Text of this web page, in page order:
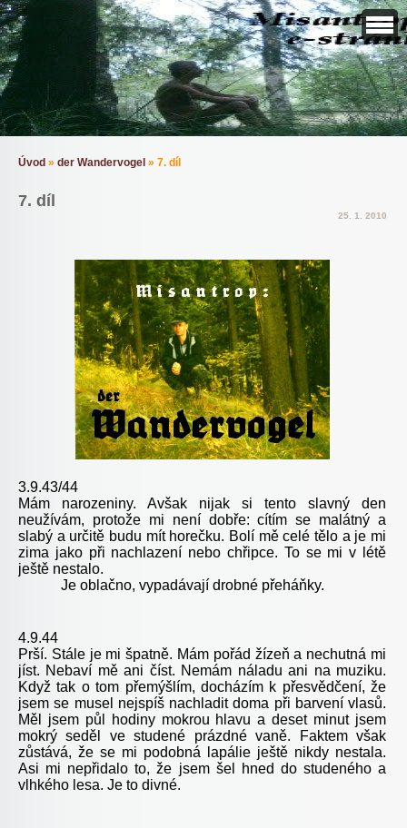
Úvod » der Wandervogel » 7. díl
7. díl
25. 1. 2010
3.9.43/44
Mám narozeniny. Avšak nijak si tento slavný den
neužívám, protože mi není dobře: cítím se malátný a
slabý a určitě budu mít horečku. Bolí mě celé tělo a je mi
zima jako při nachlazení nebo chřipce. To se mi v létě
ještě nestalo.
Je oblačno, vypadávají drobné přeháňky.
4.9.44
Prší. Stále je mi špatně. Mám pořád žízeň a nechutná mi
jíst. Nebaví mě ani číst. Nemám náladu ani na muziku.
Když tak o tom přemýšlím, docházím k přesvědčení, že
jsem se musel nejspíš nachladit doma při barvení vlasů.
Měl jsem půl hodiny mokrou hlavu a deset minut jsem
mokrý seděl ve studené prázdné vaně. Faktem však
zůstává, že se mi podobná lapálie ještě nikdy nestala.
Asi mi nepřidalo to, že jsem šel hned do studeného a
vlhkého lesa. Je to divné.